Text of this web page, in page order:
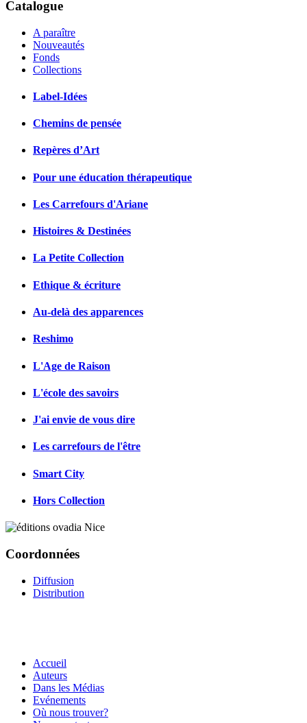
Catalogue
A paraître
Nouveautés
Fonds
Collections
Label-Idées
Chemins de pensée
Repères d’Art
Pour une éducation thérapeutique
Les Carrefours d'Ariane
Histoires & Destinées
La Petite Collection
Ethique & écriture
Au-delà des apparences
Reshimo
L'Age de Raison
L'école des savoirs
J'ai envie de vous dire
Les carrefours de l'être
Smart City
Hors Collection
Coordonnées
Diffusion
Distribution
Accueil
Auteurs
Dans les Médias
Evénements
Où nous trouver?